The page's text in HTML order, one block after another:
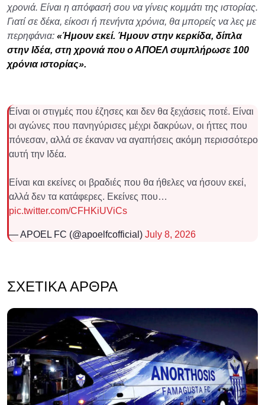
χρονιά. Είναι η απόφασή σου να γίνεις κομμάτι της ιστορίας.
Γιατί σε δέκα, είκοσι ή πενήντα χρόνια, θα μπορείς να λες με
περηφάνια: «Ήμουν εκεί. Ήμουν στην κερκίδα, δίπλα
στην Ιδέα, στη χρονιά που ο ΑΠΟΕΛ συμπλήρωσε 100
χρόνια ιστορίας».
Είναι οι στιγμές που έζησες και δεν θα ξεχάσεις ποτέ. Είναι
οι αγώνες που πανηγύρισες μέχρι δακρύων, οι ήττες που
πόνεσαν, αλλά σε έκαναν να αγαπήσεις ακόμη περισσότερο
αυτή την Ιδέα.
Είναι και εκείνες οι βραδιές που θα ήθελες να ήσουν εκεί,
αλλά δεν τα κατάφερες. Εκείνες που…
pic.twitter.com/CFHKiUViCs
— APOEL FC (@apoelfcofficial) July 8, 2026
ΣΧΕΤΙΚΆ ΆΡΘΡΑ